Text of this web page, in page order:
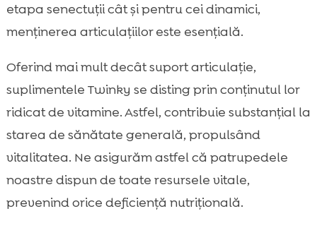
etapa senectuții cât și pentru cei dinamici,
menținerea articulațiilor este esențială.
Oferind mai mult decât suport articulație,
suplimentele Twinky se disting prin conținutul lor
ridicat de vitamine. Astfel, contribuie substanțial la
starea de sănătate generală, propulsând
vitalitatea. Ne asigurăm astfel că patrupedele
noastre dispun de toate resursele vitale,
prevenind orice deficiență nutrițională.